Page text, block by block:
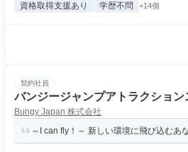
資格取得支援あり 学歴不問 +14個
契約社員
バンジージャンプアトラクション
Bungy Japan 株式会社
～I can fly！～ 新しい環境に飛び込むあ